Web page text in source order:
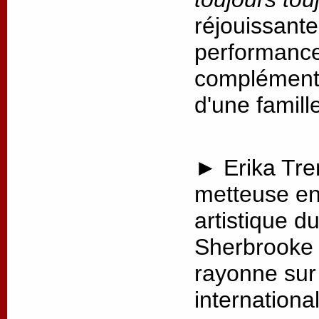
d'une
► Erika
metteuse
artistique
rayonne